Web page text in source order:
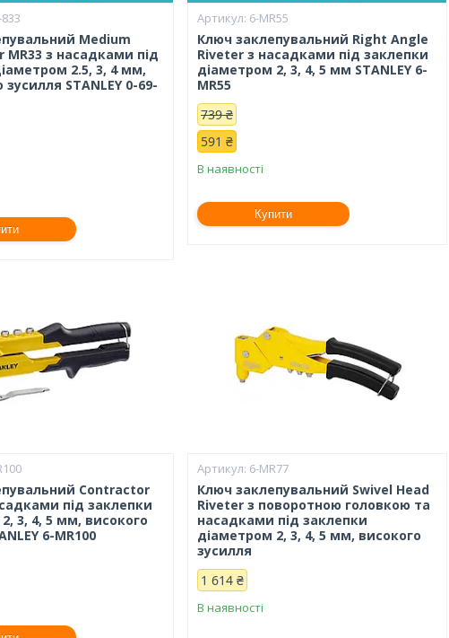
Medium
MR33 з насадками під
2.5, 3, 4 мм,
STANLEY 0-69-
6-MR55
Ключ заклепувальний Right Angle
Riveter з насадками під заклепки
діаметром 2, 3, 4, 5 мм STANLEY 6-
MR55
739 ₴
591 ₴
В наявності
Купити
Contractor
під заклепки
3, 4, 5 мм, високого
6-MR100
6-MR77
Ключ заклепувальний Swivel Head
Riveter з поворотною головкою та
насадками під заклепки
діаметром 2, 3, 4, 5 мм, високого
зусилля
1 614 ₴
В наявності